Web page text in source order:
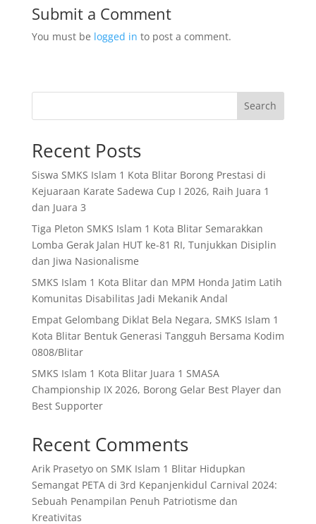
Submit a Comment
You must be logged in to post a comment.
Search
Recent Posts
Siswa SMKS Islam 1 Kota Blitar Borong Prestasi di
Kejuaraan Karate Sadewa Cup I 2026, Raih Juara 1
dan Juara 3
Tiga Pleton SMKS Islam 1 Kota Blitar Semarakkan
Lomba Gerak Jalan HUT ke-81 RI, Tunjukkan Disiplin
dan Jiwa Nasionalisme
SMKS Islam 1 Kota Blitar dan MPM Honda Jatim Latih
Komunitas Disabilitas Jadi Mekanik Andal
Empat Gelombang Diklat Bela Negara, SMKS Islam 1
Kota Blitar Bentuk Generasi Tangguh Bersama Kodim
0808/Blitar
SMKS Islam 1 Kota Blitar Juara 1 SMASA
Championship IX 2026, Borong Gelar Best Player dan
Best Supporter
Recent Comments
Arik Prasetyoon SMK Islam 1 Blitar Hidupkan
Semangat PETA di 3rd Kepanjenkidul Carnival 2024:
Sebuah Penampilan Penuh Patriotisme dan
Kreativitas